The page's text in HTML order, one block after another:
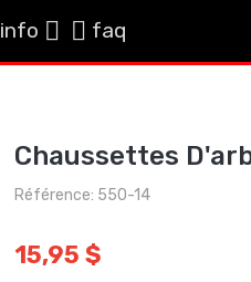
info faq
Chaussettes
Référence: 550-14
15,95 $